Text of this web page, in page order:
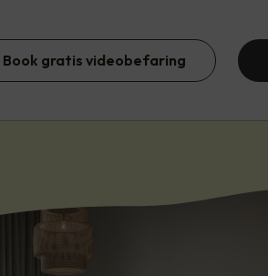
Book gratis videobefaring